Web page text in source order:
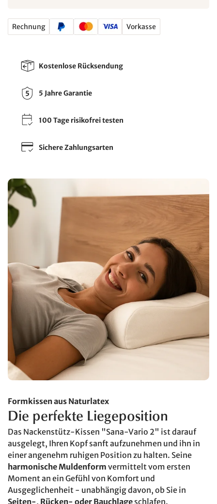
Rechnung Vorkasse
Kostenlose Rücksendung
5 Jahre Garantie
100 Tage risikofrei testen
Sichere Zahlungsarten
Formkissen aus Naturlatex
Die perfekte Liegeposition
Das Nackenstütz-Kissen "Sana-Vario 2" ist darauf
ausgelegt, Ihren Kopf sanft aufzunehmen und ihn in
einer angenehm ruhigen Position zu halten. Seine
harmonische Muldenform vermittelt vom ersten
Moment an ein Gefühl von Komfort und
Ausgeglichenheit - unabhängig davon, ob Sie in
Seiten-, Rücken- oder Bauchlage schlafen.